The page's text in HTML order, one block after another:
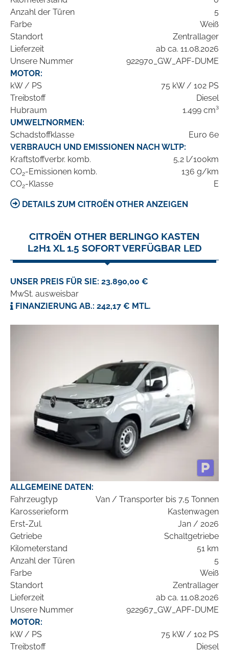
Anzahl der Türen
5
Farbe
Weiß
Standort
Zentrallager
Lieferzeit
ab ca. 11.08.2026
Unsere Nummer
922970_GW_APF-DUME
MOTOR:
kW / PS
75 kW / 102 PS
Treibstoff
Diesel
Hubraum
1.499 cm³
UMWELTNORMEN:
Schadstoffklasse
Euro 6e
VERBRAUCH UND EMISSIONEN NACH WLTP:
Kraftstoffverbr. komb.
5,2 l/100km
CO2-Emissionen komb.
136 g/km
CO2-Klasse E
DETAILS ZUM CITROËN OTHER ANZEIGEN
CITROËN OTHER BERLINGO KASTEN
L2H1 XL 1.5 SOFORT VERFÜGBAR LED
UNSER PREIS FÜR SIE: 23.890,00 €
MwSt. ausweisbar
FINANZIERUNG AB.: 242,17 € MTL.
ALLGEMEINE DATEN:
Fahrzeugtyp
Van / Transporter bis 7,5 Tonnen
Karosserieform
Kastenwagen
Erst-Zul.
Jan / 2026
Getriebe
Schaltgetriebe
Kilometerstand
51 km
Anzahl der Türen
5
Farbe
Weiß
Standort
Zentrallager
Lieferzeit
ab ca. 11.08.2026
Unsere Nummer
922967_GW_APF-DUME
MOTOR:
kW / PS
75 kW / 102 PS
Treibstoff
Diesel